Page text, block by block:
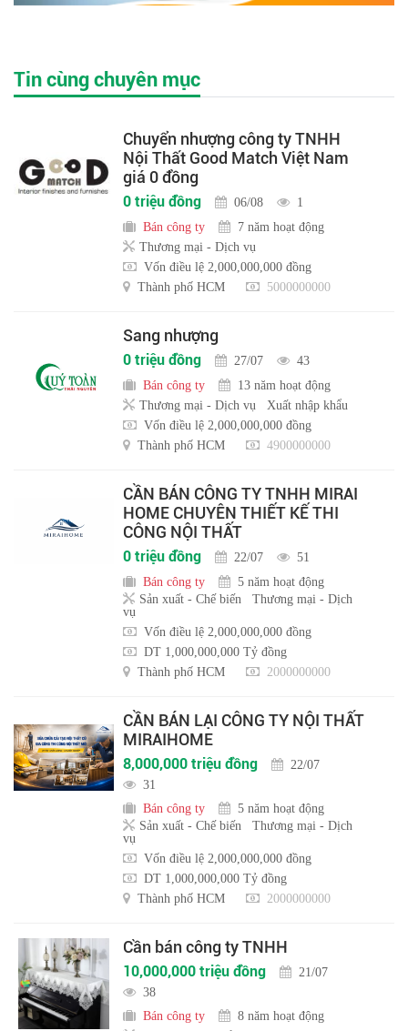
Tin cùng chuyên mục
Chuyển nhượng công ty TNHH
Nội Thất Good Match Việt Nam
giá 0 đồng
0 triệu đồng 06/08
1
Bán công ty
7 năm hoạt động
Thương mại - Dịch vụ
Vốn điều lệ 2,000,000,000 đồng
Thành phố HCM
5000000000
Sang nhượng
0 triệu đồng 27/07
43
Bán công ty
13 năm hoạt động
Thương mại - Dịch vụ
Xuất nhập khẩu
Vốn điều lệ 2,000,000,000 đồng
Thành phố HCM
4900000000
CẦN BÁN CÔNG TY TNHH MIRAI
HOME CHUYÊN THIẾT KẾ THI
CÔNG NỘI THẤT
0 triệu đồng 22/07
51
Bán công ty
5 năm hoạt động
Sản xuất - Chế biến
Thương mại - Dịch
vụ
Vốn điều lệ 2,000,000,000 đồng
DT 1,000,000,000 Tỷ đồng
Thành phố HCM
2000000000
CẦN BÁN LẠI CÔNG TY NỘI THẤT
MIRAIHOME
8,000,000 triệu đồng
22/07
31
Bán công ty
5 năm hoạt động
Sản xuất - Chế biến
Thương mại - Dịch
vụ
Vốn điều lệ 2,000,000,000 đồng
DT 1,000,000,000 Tỷ đồng
Thành phố HCM
2000000000
Cần bán công ty TNHH
10,000,000 triệu đồng
21/07
38
Bán công ty
8 năm hoạt động